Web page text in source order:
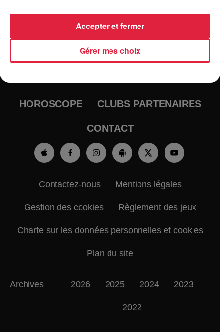
RADIO INFOS
TRAQUEURS D'EMPLOI
HOROSCOPE CLUBS PARTENAIRES
CONTACT
Contactez-nous Mentions légales
Gestion des cookies Règlement des jeux
Charte sur les données personnelles et cookies
Plan du site
Archives 2026 2025 2024 2023
2022
Gérer mes choix
Accepter et fermer